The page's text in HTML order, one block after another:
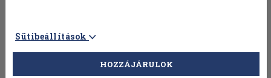
Sütibeállítások
HOZZÁJÁRULOK